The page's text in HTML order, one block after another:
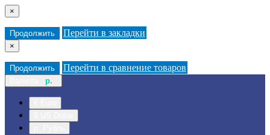
×
Продолжить Перейти в закладки
×
Продолжить Перейти в сравнение товаров
р.